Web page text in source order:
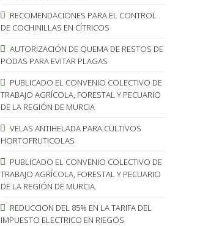
RECOMENDACIONES PARA EL CONTROL
DE COCHINILLAS EN CÍTRICOS
AUTORIZACIÓN DE QUEMA DE RESTOS DE
PODAS PARA EVITAR PLAGAS
PUBLICADO EL CONVENIO COLECTIVO DE
TRABAJO AGRÍCOLA, FORESTAL Y PECUARIO
DE LA REGIÓN DE MURCIA
VELAS ANTIHELADA PARA CULTIVOS
HORTOFRUTICOLAS
PUBLICADO EL CONVENIO COLECTIVO DE
TRABAJO AGRÍCOLA, FORESTAL Y PECUARIO
DE LA REGIÓN DE MURCIA.
REDUCCION DEL 85% EN LA TARIFA DEL
IMPUESTO ELECTRICO EN RIEGOS